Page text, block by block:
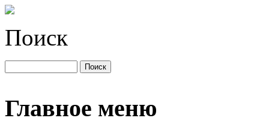
Поиск
Главное меню